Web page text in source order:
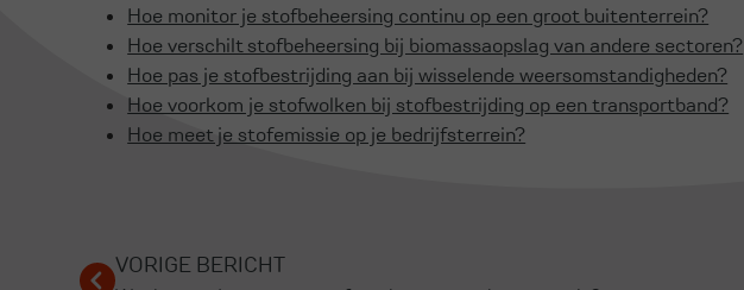
Hoe monitor je stofbeheersing continu op een groot buitenterrein?
Hoe verschilt stofbeheersing bij biomassaopslag van andere sectoren?
Hoe pas je stofbestrijding aan bij wisselende weersomstandigheden?
Hoe voorkom je stofwolken bij stofbestrijding op een transportband?
Hoe meet je stofemissie op je bedrijfsterrein?
VORIGE BERICHT